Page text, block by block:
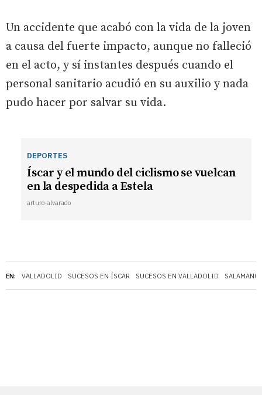
EN: VALLADOLID SUCESOS EN ÍSCAR SUCESOS EN VALLADOLID SALAMANCA
Un accidente que acabó con la vida de la joven
a causa del fuerte impacto, aunque no falleció
en el acto, y sí instantes después cuando el
personal sanitario acudió en su auxilio y nada
pudo hacer por salvar su vida.
DEPORTES
Íscar y el mundo del ciclismo se vuelcan
en la despedida a Estela
arturo-alvarado